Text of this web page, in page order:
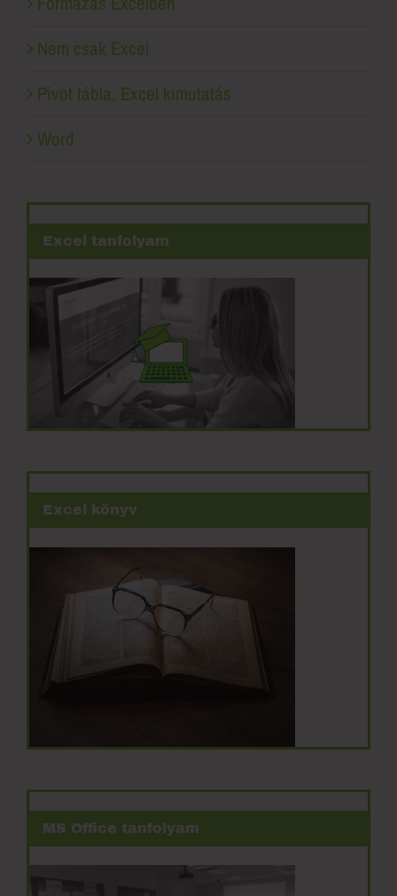
Nem csak Excel
Pivot tábla, Excel kimutatás
Word
Excel tanfolyam
Excel könyv
MS Office tanfolyam